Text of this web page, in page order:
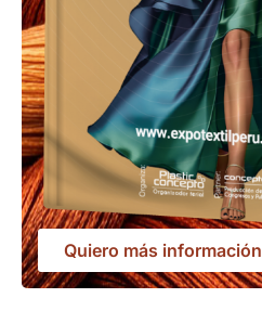
Quiero más información